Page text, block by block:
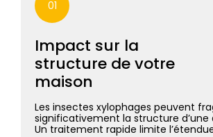
01
Impact sur la
structure de votre
maison
Les insectes xylophages peuvent
significativement la structure d’une
Un traitement rapide limite